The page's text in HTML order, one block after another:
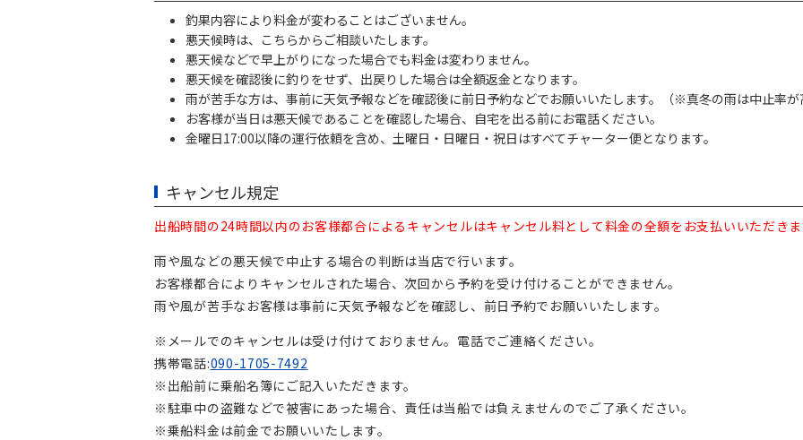
釣果内容により料金が変わることはございません。
悪天候時は、こちらからご相談いたします。
悪天候などで早上がりになった場合でも料金は変わりません。
悪天候を確認後に釣りをせず、出戻りした場合は全額返金となります。
雨が苦手な方は、事前に天気予報などを確認後に前日予約などでお願いいたします。（※真冬の雨は中止率が
お客様が当日は悪天候であることを確認した場合、自宅を出る前にお電話ください。
金曜日17:00以降の運行依頼を含め、土曜日・日曜日・祝日はすべてチャーター便となります。
キャンセル規定
出船時間の24時間以内のお客様都合によるキャンセルはキャンセル料として料金の全額をお支払いいただき
雨や風などの悪天候で中止する場合の判断は当店で行います。
お客様都合によりキャンセルされた場合、次回から予約を受け付けることができません。
雨や風が苦手なお客様は事前に天気予報などを確認し、前日予約でお願いいたします。
※メールでのキャンセルは受け付けておりません。電話でご連絡ください。
携帯電話:090-1705-7492
※出船前に乗船名簿にご記入いただきます。
※駐車中の盗難などで被害にあった場合、責任は当船では負えませんのでご了承ください。
※乗船料金は前金でお願いいたします。